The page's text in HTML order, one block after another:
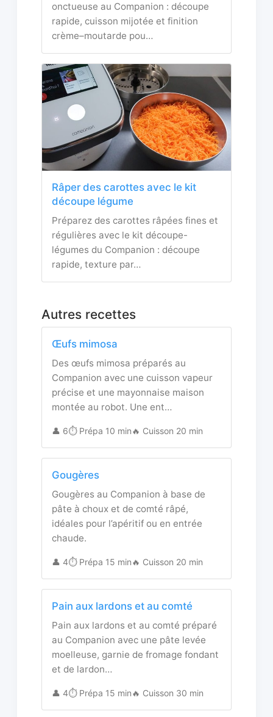
onctueuse au Companion : découpe
rapide, cuisson mijotée et finition
crème–moutarde pou…
Râper des carottes avec le kit
découpe légume
Préparez des carottes râpées fines et
régulières avec le kit découpe-
légumes du Companion : découpe
rapide, texture par…
Autres recettes
Œufs mimosa
Des œufs mimosa préparés au
Companion avec une cuisson vapeur
précise et une mayonnaise maison
montée au robot. Une ent…
👤 6⏱️ Prépa 10 min🔥 Cuisson 20 min
Gougères
Gougères au Companion à base de
pâte à choux et de comté râpé,
idéales pour l’apéritif ou en entrée
chaude.
👤 4⏱️ Prépa 15 min🔥 Cuisson 20 min
Pain aux lardons et au comté
Pain aux lardons et au comté préparé
au Companion avec une pâte levée
moelleuse, garnie de fromage fondant
et de lardon…
👤 4⏱️ Prépa 15 min🔥 Cuisson 30 min